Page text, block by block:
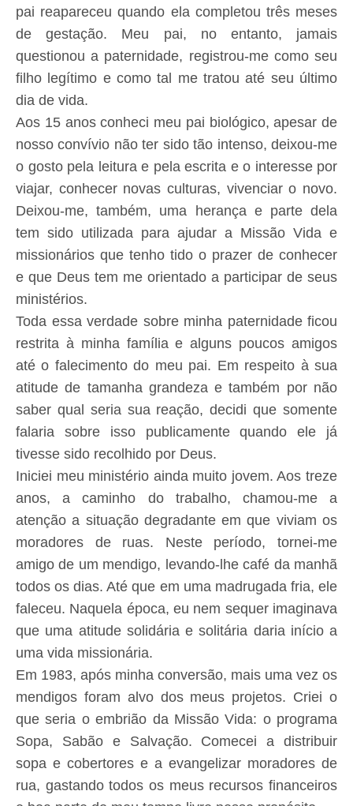
pai reapareceu quando ela completou três meses
de gestação. Meu pai, no entanto, jamais
questionou a paternidade, registrou-me como seu
filho legítimo e como tal me tratou até seu último
dia de vida.
Aos 15 anos conheci meu pai biológico, apesar de
nosso convívio não ter sido tão intenso, deixou-me
o gosto pela leitura e pela escrita e o interesse por
viajar, conhecer novas culturas, vivenciar o novo.
Deixou-me, também, uma herança e parte dela
tem sido utilizada para ajudar a Missão Vida e
missionários que tenho tido o prazer de conhecer
e que Deus tem me orientado a participar de seus
ministérios.
Toda essa verdade sobre minha paternidade ficou
restrita à minha família e alguns poucos amigos
até o falecimento do meu pai. Em respeito à sua
atitude de tamanha grandeza e também por não
saber qual seria sua reação, decidi que somente
falaria sobre isso publicamente quando ele já
tivesse sido recolhido por Deus.
Iniciei meu ministério ainda muito jovem. Aos treze
anos, a caminho do trabalho, chamou-me a
atenção a situação degradante em que viviam os
moradores de ruas. Neste período, tornei-me
amigo de um mendigo, levando-lhe café da manhã
todos os dias. Até que em uma madrugada fria, ele
faleceu. Naquela época, eu nem sequer imaginava
que uma atitude solidária e solitária daria início a
uma vida missionária.
Em 1983, após minha conversão, mais uma vez os
mendigos foram alvo dos meus projetos. Criei o
que seria o embrião da Missão Vida: o programa
Sopa, Sabão e Salvação. Comecei a distribuir
sopa e cobertores e a evangelizar moradores de
rua, gastando todos os meus recursos financeiros